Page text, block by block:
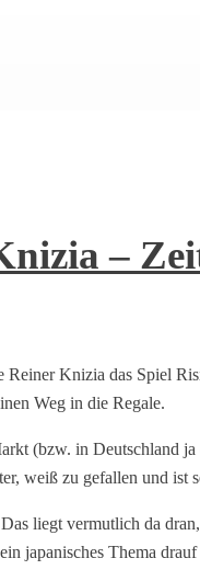
–
Reiner Knizia das Spiel
Weg in die Regale.
(bzw. in Deutschland
weiß zu gefallen und ist
liegt vermutlich da
japanisches Thema